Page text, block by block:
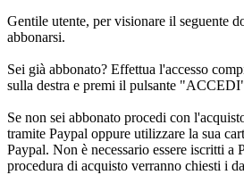
Gentile utente, per visionare il seguente
abbonarsi.
Sei già abbonato? Effettua l'accesso
sulla destra e premi il pulsante
Se non sei abbonato procedi con
tramite Paypal oppure utilizzare la sua
Paypal. Non è necessario essere iscritti a
procedura di acquisto verranno chiesti i